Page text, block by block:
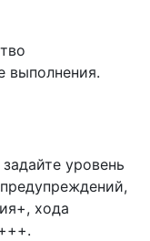
выполнения.
уровень
хода